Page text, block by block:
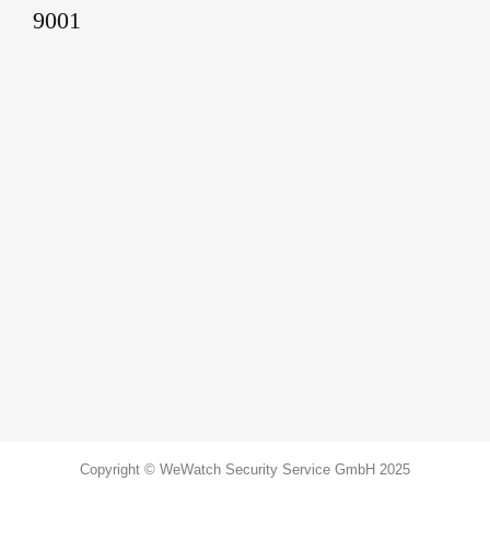
Copyright © WeWatch Security Service GmbH 2025